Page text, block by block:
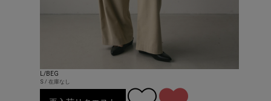
L/BEG
S / 在庫なし